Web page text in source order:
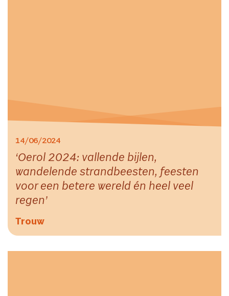
14/06/2024
Oerol 2024: vallende bijlen,
wandelende strandbeesten, feesten
voor een betere wereld én heel veel
regen
Trouw